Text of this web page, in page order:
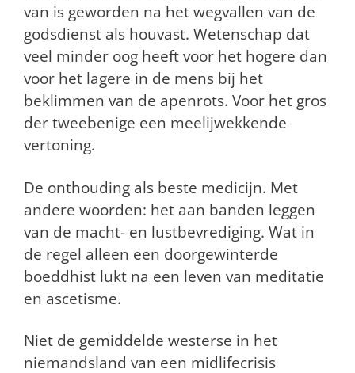
van is geworden na het wegvallen van de
godsdienst als houvast. Wetenschap dat
veel minder oog heeft voor het hogere dan
voor het lagere in de mens bij het
beklimmen van de apenrots. Voor het gros
der tweebenige een meelijwekkende
vertoning.
De onthouding als beste medicijn. Met
andere woorden: het aan banden leggen
van de macht- en lustbevrediging. Wat in
de regel alleen een doorgewinterde
boeddhist lukt na een leven van meditatie
en ascetisme.
Niet de gemiddelde westerse in het
niemandsland van een midlifecrisis